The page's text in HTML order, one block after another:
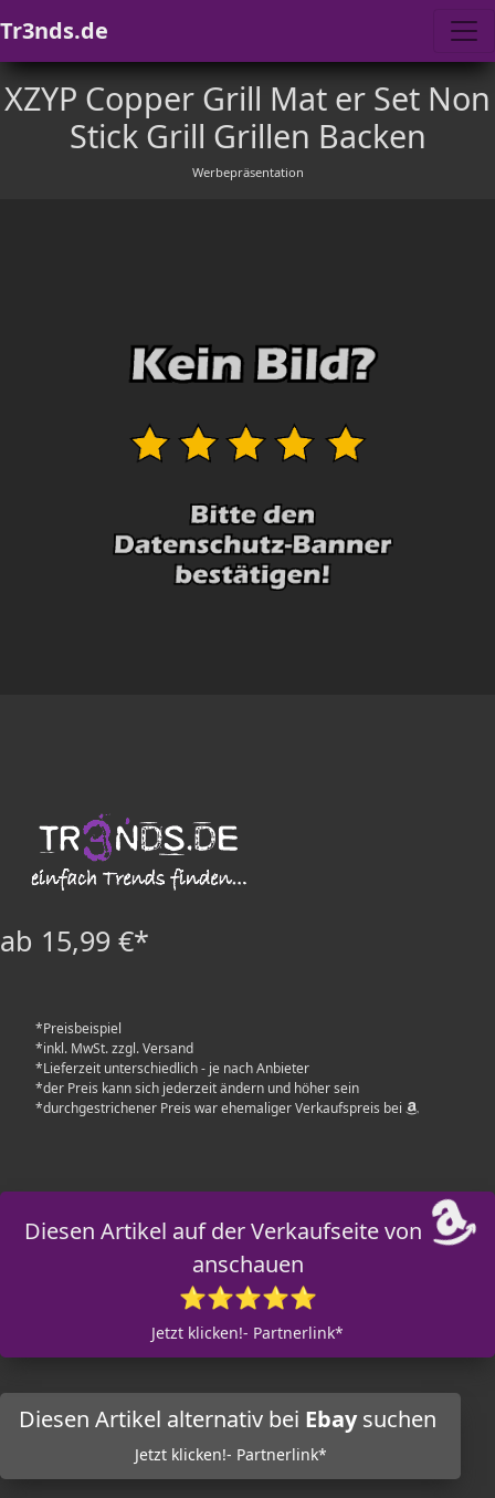
Tr3nds.de
XZYP Copper Grill Mat er Set Non
Stick Grill Grillen Backen
Werbepräsentation
ab 15,99 €*
*Preisbeispiel
*inkl. MwSt. zzgl. Versand
*Lieferzeit unterschiedlich - je nach Anbieter
*der Preis kann sich jederzeit ändern und höher sein
*durchgestrichener Preis war ehemaliger Verkaufspreis bei
Diesen Artikel auf der Verkaufseite von
anschauen
⭐⭐⭐⭐⭐
Jetzt klicken!- Partnerlink*
Diesen Artikel alternativ bei Ebaysuchen
Jetzt klicken!- Partnerlink*